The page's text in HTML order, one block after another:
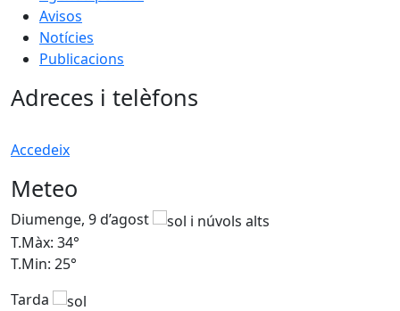
Avisos
Notícies
Publicacions
Adreces i telèfons
Accedeix
Meteo
Diumenge, 9 d’agost
T.Màx: 34°
T.Min: 25°
Tarda